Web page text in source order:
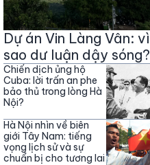
Dự án Vin Làng Vân: vì
sao dư luận dậy sóng?
Chiến dịch ủng hộ
Cuba: lời trấn an phe
bảo thủ trong lòng Hà
Nội?
Hà Nội nhìn về biên
giới Tây Nam: tiếng
vọng lịch sử và sự
chuẩn bị cho tương lai